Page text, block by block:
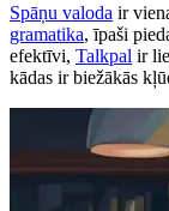
Spāņu valoda ir
gramatika, īpaši
efektīvi, Talkpal ir
kādas ir biežākās